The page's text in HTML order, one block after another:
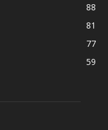
88
81
77
59